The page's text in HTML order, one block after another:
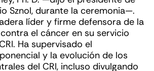
Sznol, durante la ceremonia—.
líder y firme defensora de la
el cáncer en su servicio
Ha supervisado el
y la evolución de los
del CRI, incluso divulgando